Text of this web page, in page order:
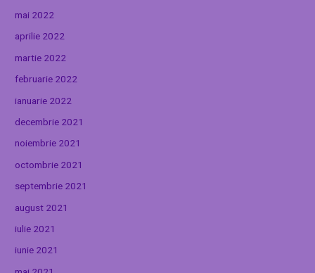
mai 2022
aprilie 2022
martie 2022
februarie 2022
ianuarie 2022
decembrie 2021
noiembrie 2021
octombrie 2021
septembrie 2021
august 2021
iulie 2021
iunie 2021